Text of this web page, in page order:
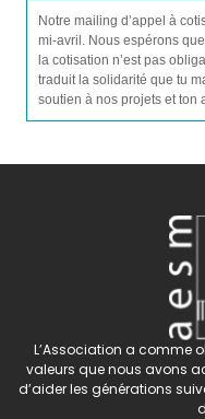
Notre mailing d’appel à
mi-avril. Nous espérons
la cotisation n’est pas
traduit la solidarité que tu
soutien à nos projets et
L’Association a comme
valeurs que nous avons
d’aider les générations